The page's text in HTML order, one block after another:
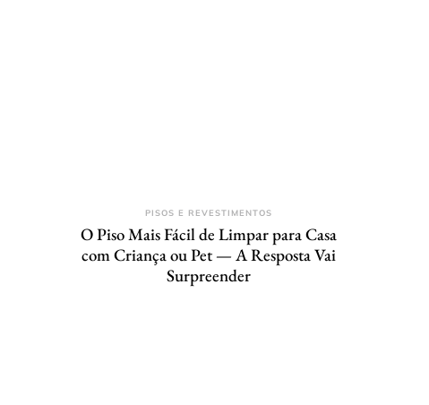
PISOS E REVESTIMENTOS
O Piso Mais Fácil de Limpar para Casa
com Criança ou Pet — A Resposta Vai
Surpreender